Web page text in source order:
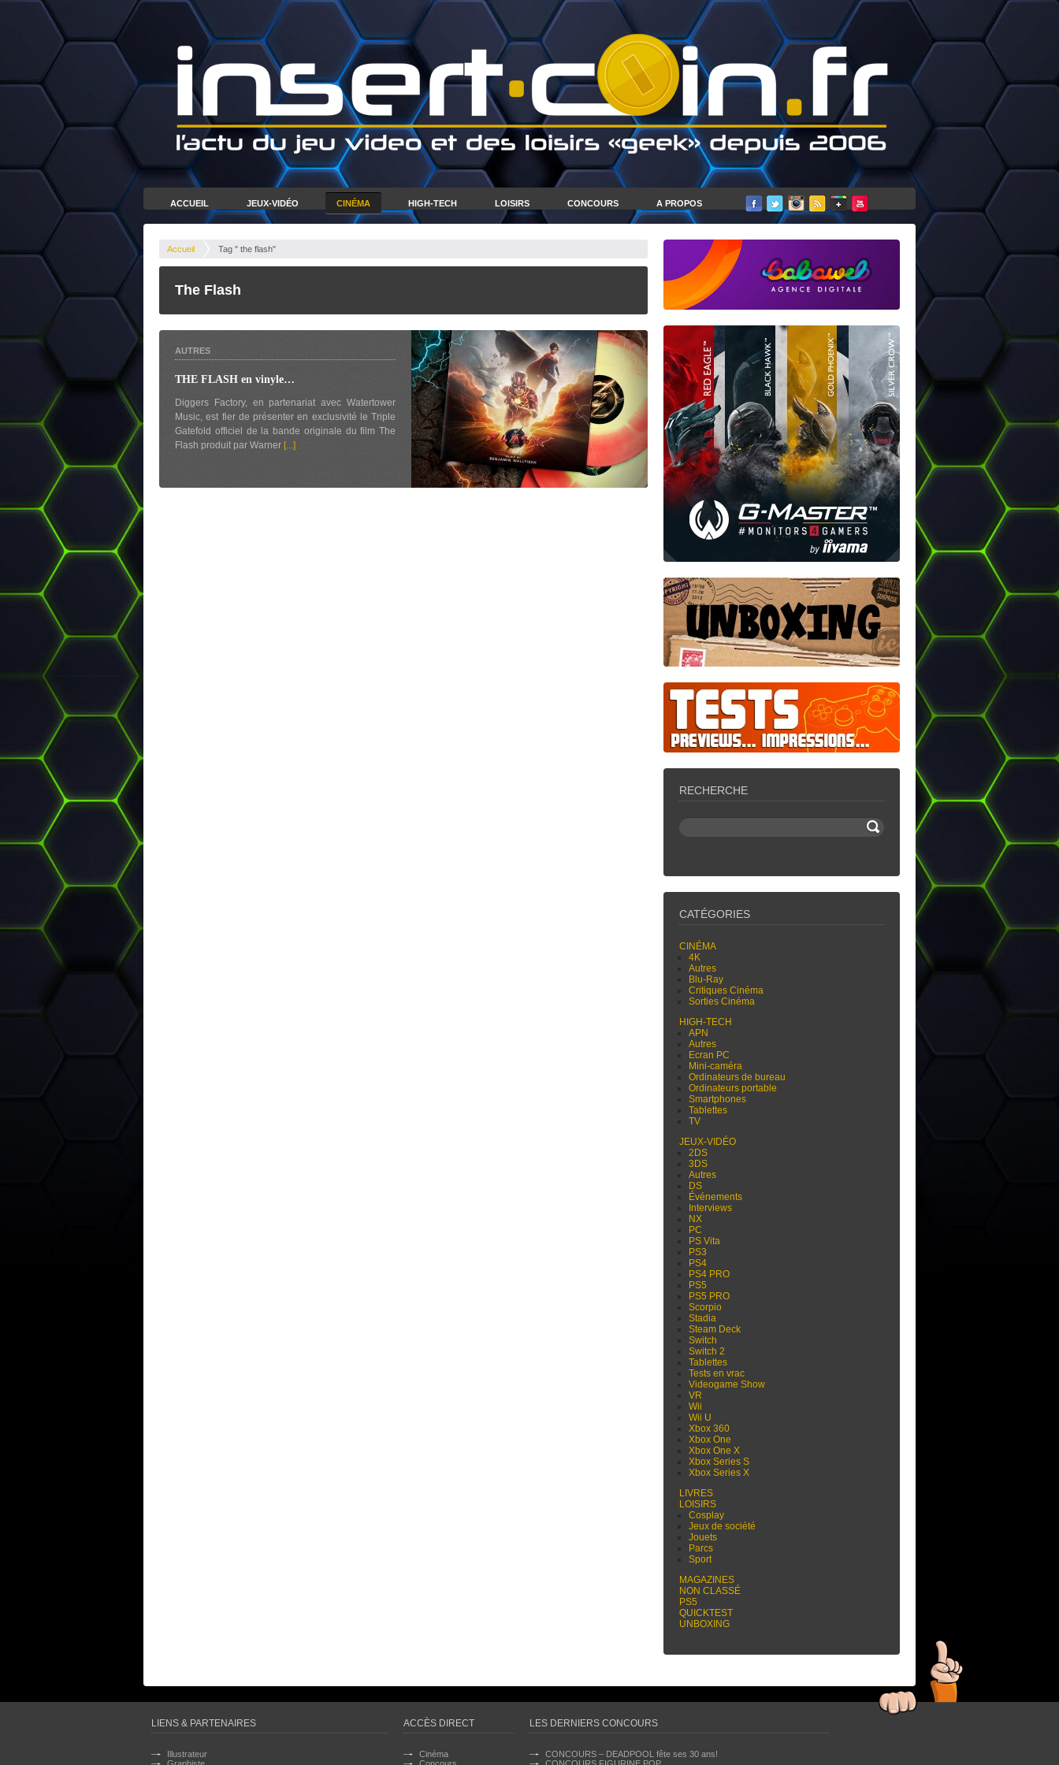
ACCUEIL JEUX-VIDÉO CINÉMA HIGH-TECH LOISIRS CONCOURS A PROPOS
Accueil Tag " the flash"
The Flash
AUTRES
THE FLASH en vinyle…
Diggers Factory, en partenariat avec Watertower
Music, est fier de présenter en exclusivité le Triple
Gatefold officiel de la bande originale du film The
Flash produit par Warner [...]
RECHERCHE
CATÉGORIES
CINÉMA
4K
Autres
Blu-Ray
Critiques Cinéma
Sorties Cinéma
HIGH-TECH
APN
Autres
Ecran PC
Mini-caméra
Ordinateurs de bureau
Ordinateurs portable
Smartphones
Tablettes
TV
JEUX-VIDÉO
2DS
3DS
Autres
DS
Événements
Interviews
NX
PC
PS Vita
PS3
PS4
PS4 PRO
PS5
PS5 PRO
Scorpio
Stadia
Steam Deck
Switch
Switch 2
Tablettes
Tests en vrac
Videogame Show
VR
Wii
Wii U
Xbox 360
Xbox One
Xbox One X
Xbox Series S
Xbox Series X
LIVRES
LOISIRS
Cosplay
Jeux de société
Jouets
Parcs
Sport
MAGAZINES
NON CLASSÉ
PS5
QUICKTEST
UNBOXING
LIENS & PARTENAIRES
Illustrateur
ACCÈS DIRECT
Cinéma
LES DERNIERS CONCOURS
CONCOURS – DEADPOOL fête ses 30 ans!